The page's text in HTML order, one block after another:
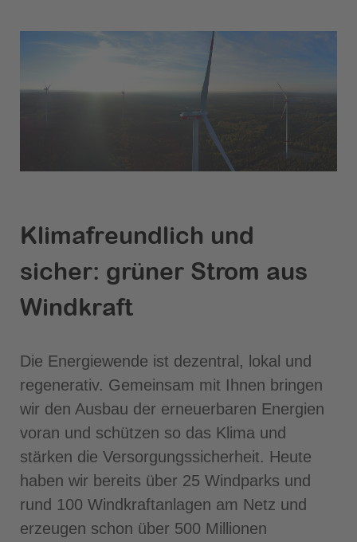
Klimafreundlich und
sicher: grüner Strom aus
Windkraft
Die Energiewende ist dezentral, lokal und
regenerativ. Gemeinsam mit Ihnen bringen
wir den Ausbau der erneuerbaren Energien
voran und schützen so das Klima und
stärken die Versorgungssicherheit. Heute
haben wir bereits über 25 Windparks und
rund 100 Windkraftanlagen am Netz und
erzeugen schon über 500 Millionen